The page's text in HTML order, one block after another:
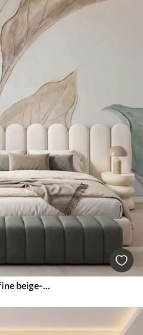
Efterligning af reliefstøbte, fine beige-grønne blade